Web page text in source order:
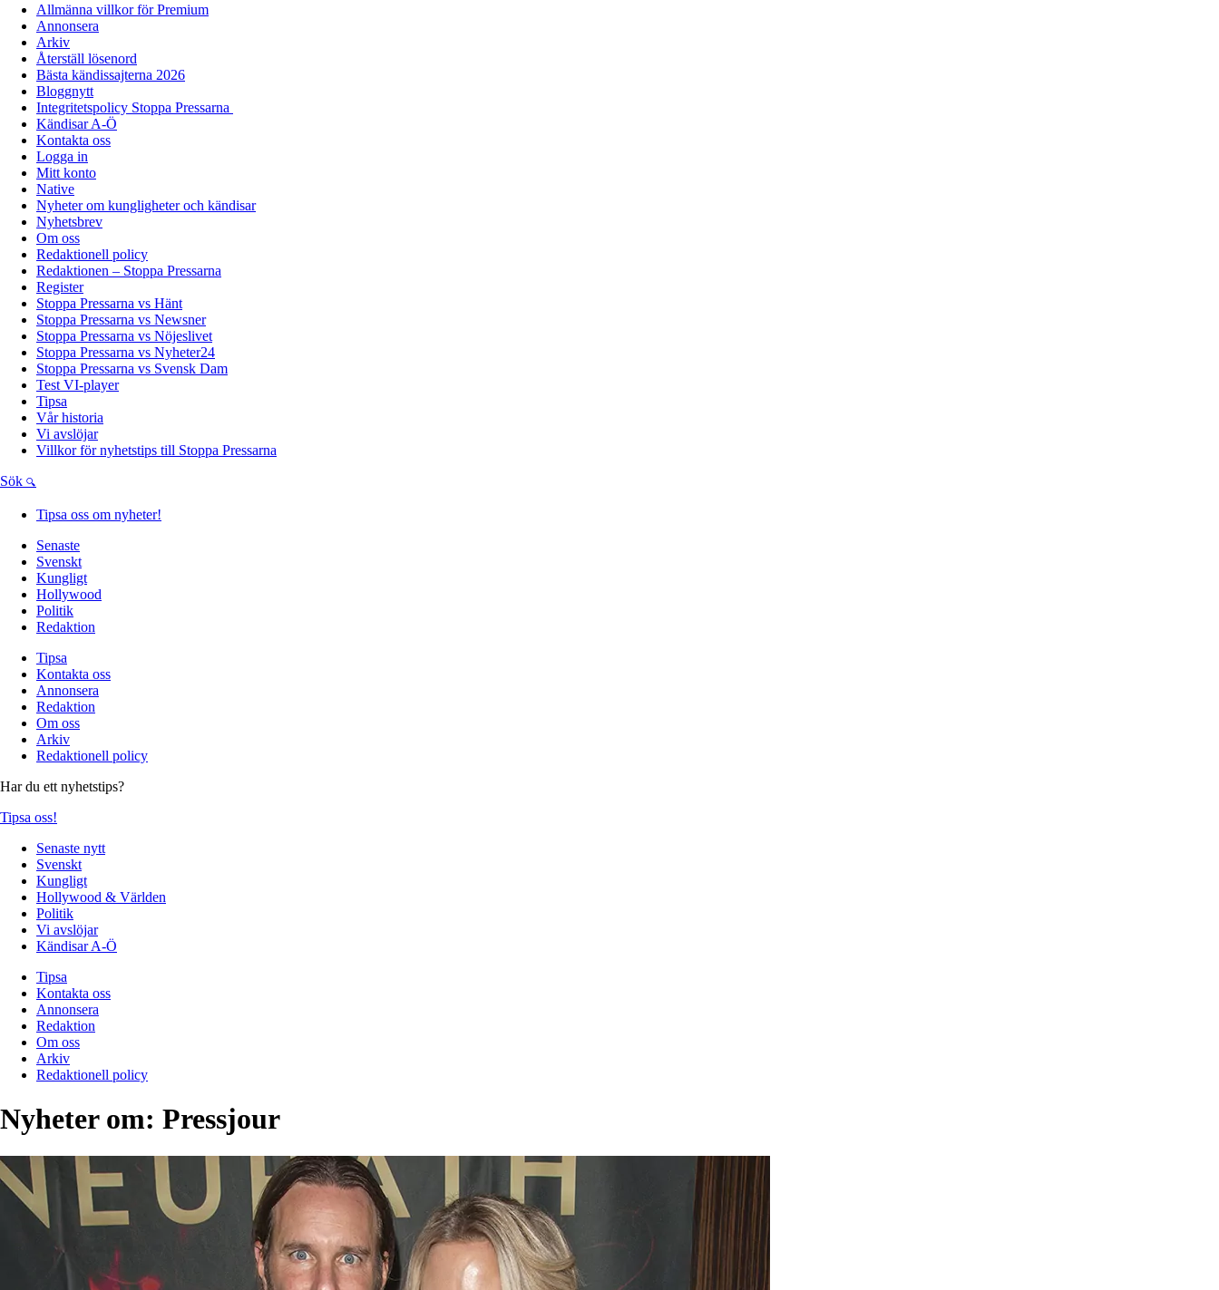
Allmänna villkor för Premium
Annonsera
Arkiv
Återställ lösenord
Bästa kändissajterna 2026
Bloggnytt
Integritetspolicy Stoppa Pressarna
Kändisar A-Ö
Kontakta oss
Logga in
Mitt konto
Native
Nyheter om kungligheter och kändisar
Nyhetsbrev
Om oss
Redaktionell policy
Redaktionen – Stoppa Pressarna
Register
Stoppa Pressarna vs Hänt
Stoppa Pressarna vs Newsner
Stoppa Pressarna vs Nöjeslivet
Stoppa Pressarna vs Nyheter24
Stoppa Pressarna vs Svensk Dam
Test VI-player
Tipsa
Vår historia
Vi avslöjar
Villkor för nyhetstips till Stoppa Pressarna
Sök
Tipsa oss om nyheter!
Senaste
Svenskt
Kungligt
Hollywood
Politik
Redaktion
Tipsa
Kontakta oss
Annonsera
Redaktion
Om oss
Arkiv
Redaktionell policy
Har du ett nyhetstips?
Tipsa oss!
Senaste nytt
Svenskt
Kungligt
Hollywood & Världen
Politik
Vi avslöjar
Kändisar A-Ö
Tipsa
Kontakta oss
Annonsera
Redaktion
Om oss
Arkiv
Redaktionell policy
Nyheter om: Pressjour